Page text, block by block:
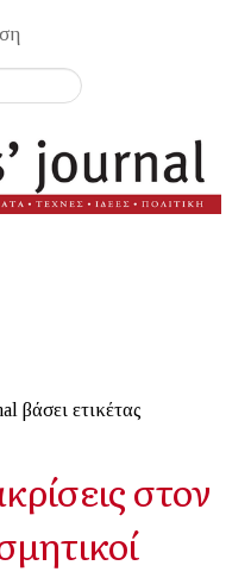
βάσει ετικέτας
στον